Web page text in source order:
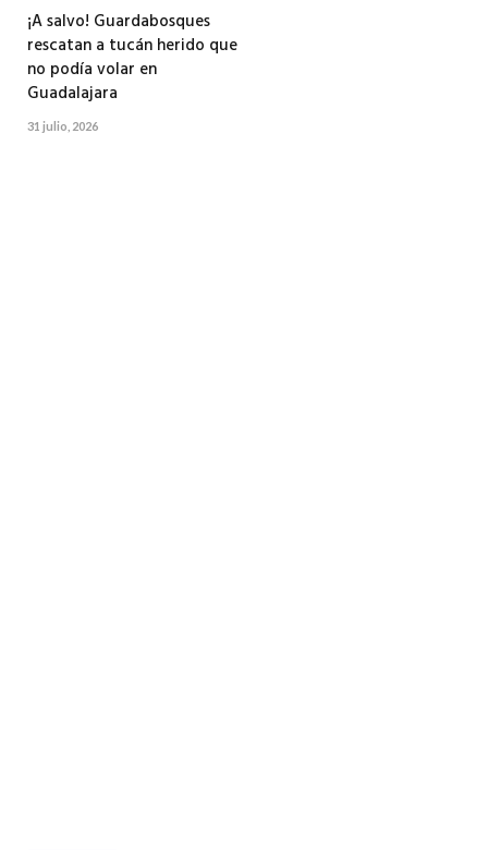
¡A salvo! Guardabosques
rescatan a tucán herido que
no podía volar en
Guadalajara
31 julio, 2026